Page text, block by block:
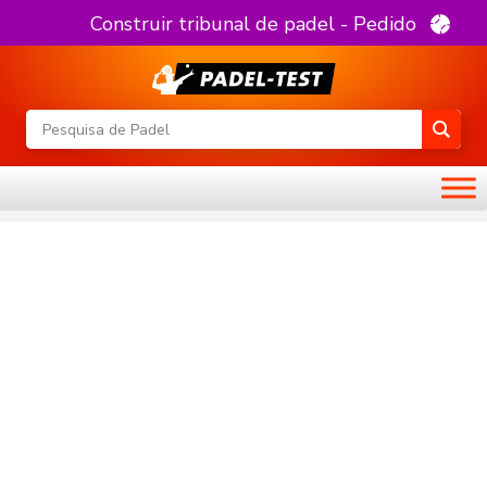
Construir tribunal de padel - Pedido